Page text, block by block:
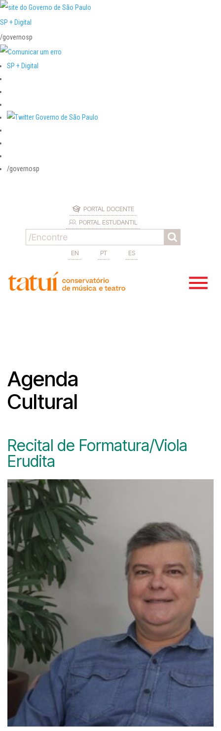
SP + Digital
/governosp
SP + Digital
/governosp
PORTAL DOCENTE
PORTAL ESTUDANTIL
EN PT ES
Agenda
Cultural
Recital de Formatura/Viola
Erudita